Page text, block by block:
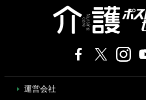
運営会社